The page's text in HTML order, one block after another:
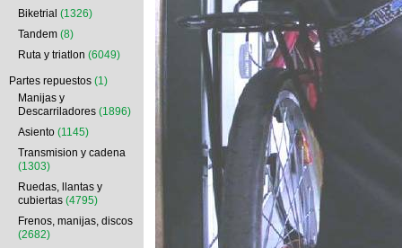
Biketrial (1326)
Tandem (8)
Ruta y triatlon (6049)
Partes repuestos (1)
Manijas y
Descarriladores (1896)
Asiento (1145)
Transmision y cadena
(1303)
Ruedas, llantas y
cubiertas (4795)
Frenos, manijas, discos
(2682)